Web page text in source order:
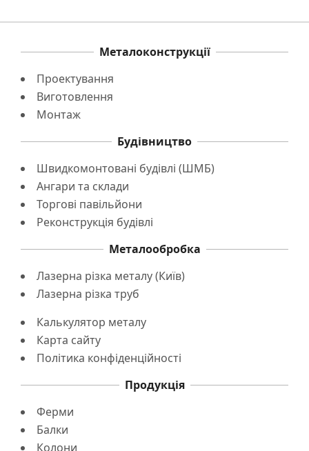
Металоконструкції
Проектування
Виготовлення
Монтаж
Будівництво
Швидкомонтовані будівлі (ШМБ)
Ангари та склади
Торгові павільйони
Реконструкція будівлі
Металообробка
Лазерна різка металу (Київ)
Лазерна різка труб
Калькулятор металу
Карта сайту
Політика конфіденційності
Продукція
Ферми
Балки
Колони